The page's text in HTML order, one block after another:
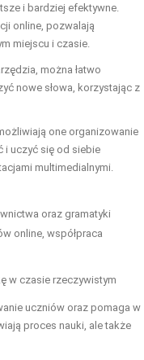
i bardziej efektywne.
online, pozwalają
miejscu i czasie.
można łatwo
nowe słowa, korzystając z
one organizowanie
i uczyć się od siebie
multimedialnymi.
oraz gramatyki
online, współpraca
w czasie rzeczywistym
uczniów oraz pomaga w
proces nauki, ale także